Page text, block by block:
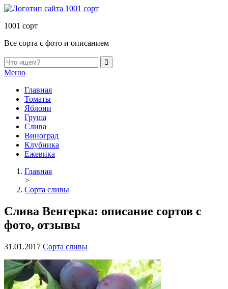
1001 сорт
Все сорта с фото и описанием
Меню
Главная
Томаты
Яблони
Груша
Слива
Виноград
Клубника
Ежевика
Главная
>
Сорта сливы
Слива Венгерка: описание сортов с
фото, отзывы
31.01.2017 Сорта сливы